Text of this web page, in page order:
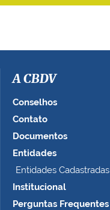
i
a
e
n
o
t
m
a
n
A CBDV
Conselhos
Contato
Documentos
Entidades
Entidades Cadastradas
Institucional
Perguntas Frequentes